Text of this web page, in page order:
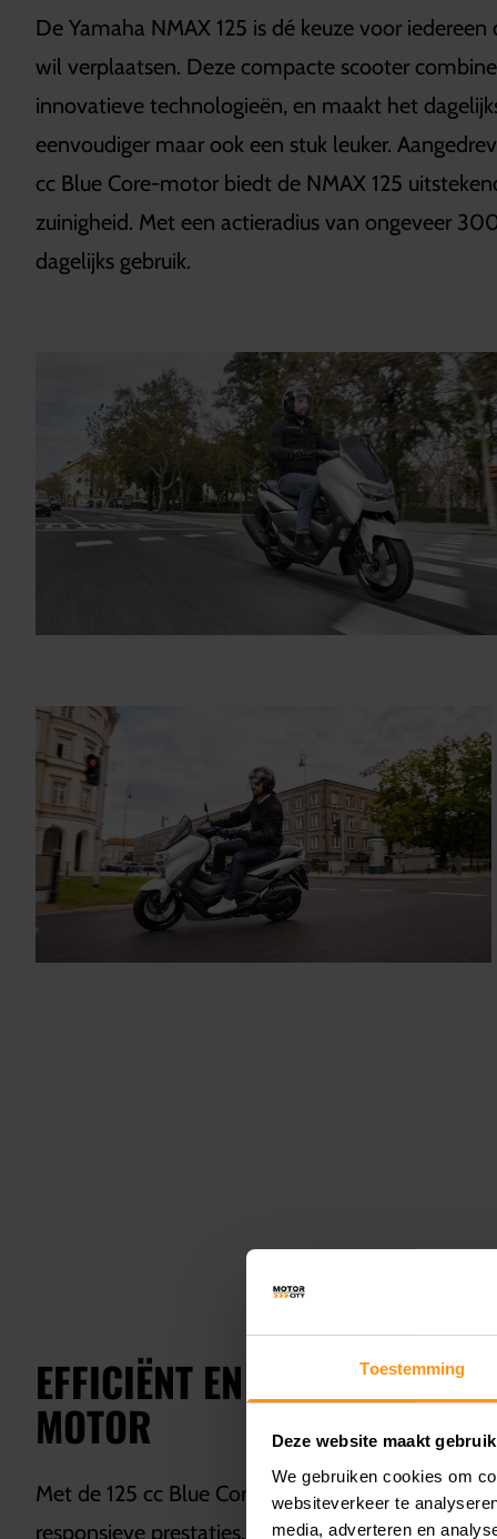
Toestemming
Deze website maakt
We gebruiken cookies om
websiteverkeer te
media, adverteren en
De Yamaha NMAX 125 is dé keuze voor
wil verplaatsen. Deze compacte scooter
innovatieve technologieën, en maakt het
eenvoudiger maar ook een stuk leuker.
cc Blue Core-motor biedt de NMAX 125
zuinigheid. Met een actieradius van ongeveer
dagelijks gebruik.
EFFICIËNT EN KRACHTIG:
MOTOR
Met de 125 cc Blue Core-motor is de Yamaha
responsieve prestaties. De motor is voorzien